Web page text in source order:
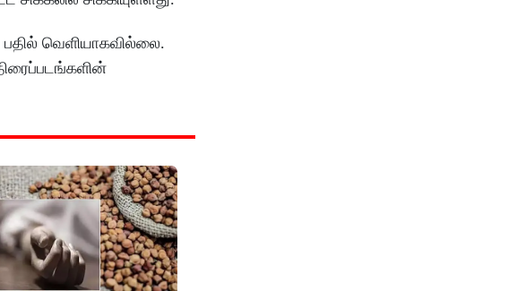
பதில் வெளியாகவில்லை.